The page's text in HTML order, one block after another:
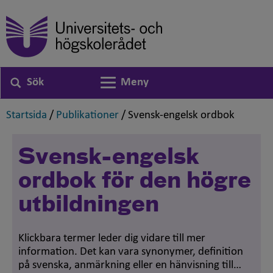
Sök
Växla navigering
Meny
Startsida ,
/ Publikationer ,
/ Svensk-engelsk ordbok
Svensk-engelsk
ordbok för den högre
utbildningen
Klickbara termer leder dig vidare till mer
information. Det kan vara synonymer, definition
på svenska, anmärkning eller en hänvisning till